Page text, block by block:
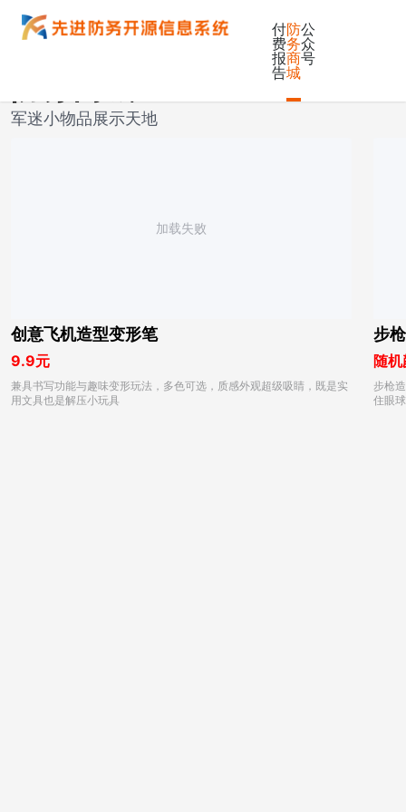
付
费
报
告
防
务
商
城
公
众
号
军迷小物品展示天地
加载失败
创意飞机造型变形笔
9.9元
兼具书写功能与趣味变形玩法，多色可选，质感外观超级吸睛，既是实
用文具也是解压小玩具
步
随
步枪
住眼